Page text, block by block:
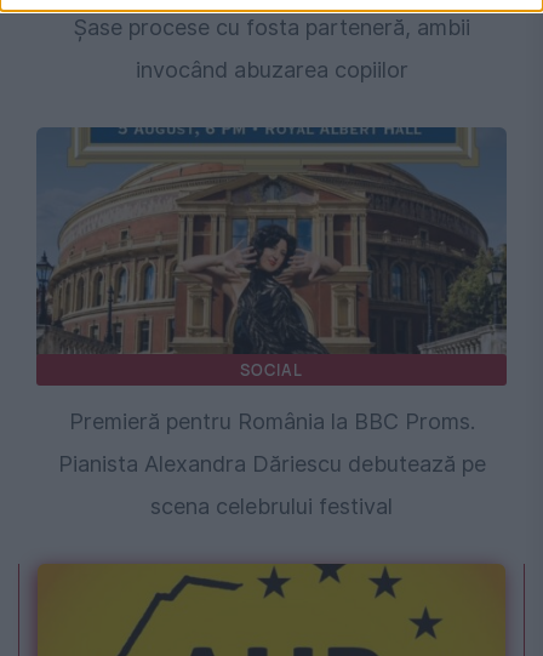
Șase procese cu fosta parteneră, ambii
invocând abuzarea copiilor
SOCIAL
Premieră pentru România la BBC Proms.
Pianista Alexandra Dăriescu debutează pe
scena celebrului festival